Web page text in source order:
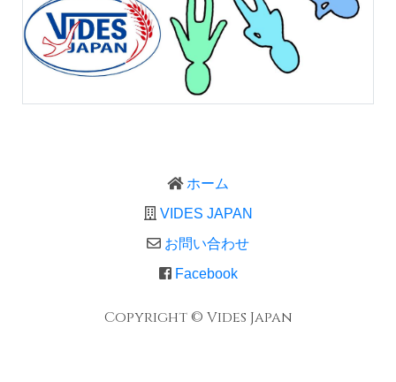
ホーム
VIDES JAPAN
お問い合わせ
Facebook
Copyright © Vides Japan